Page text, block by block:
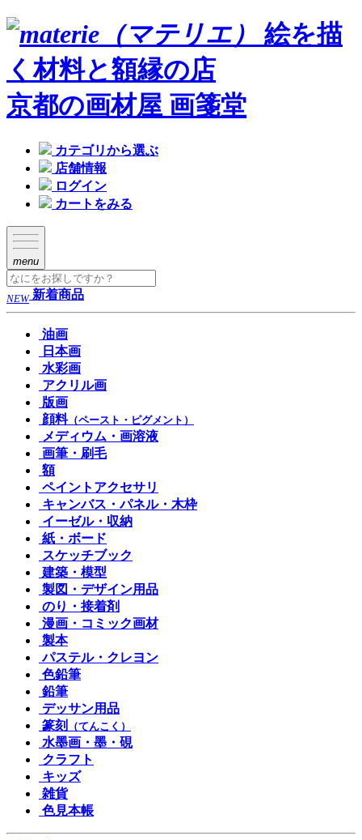
絵を描
く材料と額縁の店
京都の画材屋 画箋堂
カテゴリから選ぶ
店舗情報
ログイン
カートをみる
menu
NEW 新着商品
油画
日本画
水彩画
アクリル画
版画
顔料（ペースト・ピグメント）
メディウム・画溶液
画筆・刷毛
額
ペイントアクセサリ
キャンバス・パネル・木枠
イーゼル・収納
紙・ボード
スケッチブック
建築・模型
製図・デザイン用品
のり・接着剤
漫画・コミック画材
製本
パステル・クレヨン
色鉛筆
鉛筆
デッサン用品
篆刻
（てんこく）
水墨画・墨・硯
クラフト
キッズ
雑貨
色見本帳